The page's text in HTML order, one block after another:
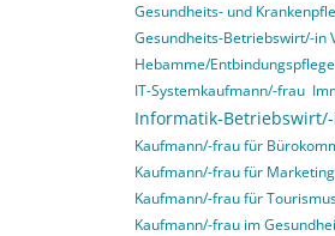
Gesundheits- und
Gesundheits-Betriebswirt/-in
Hebamme/
IT-Systemkaufmann/-frau
Informatik-Betriebswirt/-
Kaufmann/-frau für
Kaufmann/-frau für
Kaufmann/-frau für
Kaufmann/-frau im